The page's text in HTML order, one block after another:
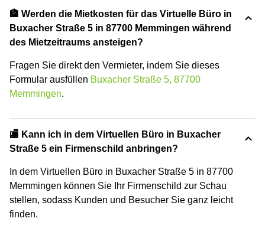
🏦 Werden die Mietkosten für das Virtuelle Büro in
Buxacher Straße 5 in 87700 Memmingen während
des Mietzeitraums ansteigen?
Fragen Sie direkt den Vermieter, indem Sie dieses
Formular ausfüllen Buxacher Straße 5, 87700
Memmingen.
🏬 Kann ich in dem Virtuellen Büro in Buxacher
Straße 5 ein Firmenschild anbringen?
In dem Virtuellen Büro in Buxacher Straße 5 in 87700
Memmingen können Sie Ihr Firmenschild zur Schau
stellen, sodass Kunden und Besucher Sie ganz leicht
finden.